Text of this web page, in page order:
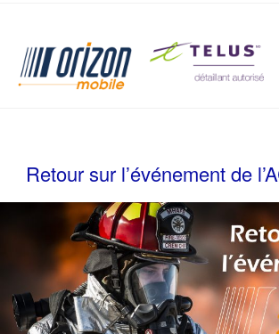
Retour sur l’événement de